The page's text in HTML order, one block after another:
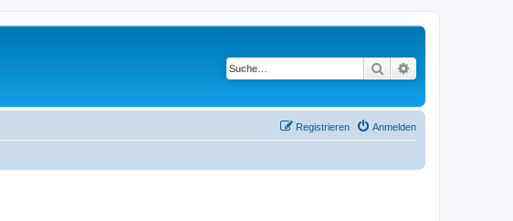
Suche
Anmelden
Registrieren